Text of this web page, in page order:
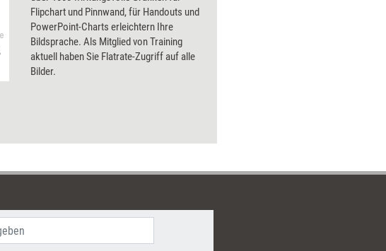
Flipchart und Pinnwand, für Handouts und
PowerPoint-Charts erleichtern Ihre
Bildsprache. Als Mitglied von Training
aktuell haben Sie Flatrate-Zugriff auf alle
Bilder.